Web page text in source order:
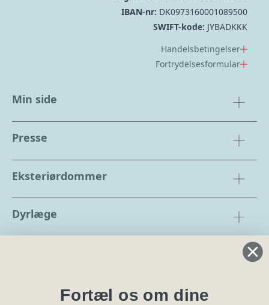
IBAN-nr: DK0973160001089500
SWIFT-kode: JYBADKKK
Handelsbetingelser
Fortrydelsesformular
Min side
Presse
Eksteriørdommer
Dyrlæge
BlanketterFortæl os om dine